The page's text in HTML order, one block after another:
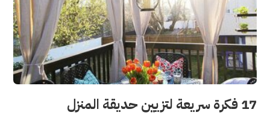
17 فكرة سريعة لتزيين حديقة المنزل